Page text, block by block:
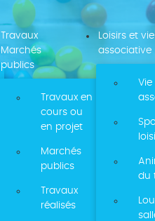
Travaux
Marchés
publics
Travaux en
cours ou
en projet
Marchés
publics
Travaux
réalisés
Loisirs et vie
associative
Vie
du